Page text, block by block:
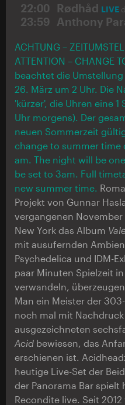
22:00 Rødhåd LIVE
23:59 Anthony
ACHTUNG –
ATTENTION – CHANGE
beachtet die
26. März um 2 Uhr. Die
'kürzer', die Uhren eine
Uhr morgens). Der
neuen Sommerzeit
change to summer time
am. The night will be
be set to 3am. Full
new summer time.
Projekt von Gunnar
vergangenen November
New York das Album
mit ausufernden
Psychedelica und IDM-
paar Minuten Spielzeit
verwandeln,
Man ein Meister der
noch mal mit
ausgezeichneten
Acid bewiesen, das
erschienen ist.
heutige Live-Set der
der Panorama Bar spielt
Recondite live. Seit